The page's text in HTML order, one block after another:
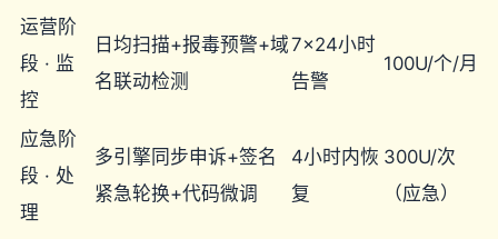
运营阶
段 · 监
控
日均扫描+报毒预警+域
名联动检测
7×24小时
告警
100U/个/月
应急阶
段 · 处
理
多引擎同步申诉+签名
紧急轮换+代码微调
4小时内恢
复
300U/次
（应急）